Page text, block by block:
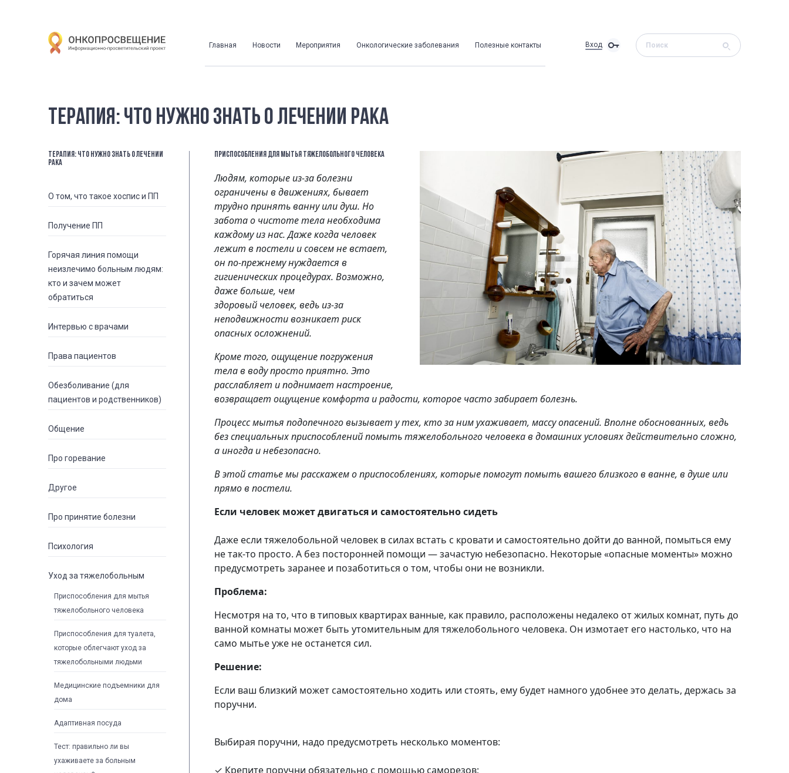
Главная Новости Мероприятия Онкологические заболевания Полезные контакты Вход
ТЕРАПИЯ: ЧТО НУЖНО ЗНАТЬ О ЛЕЧЕНИИ РАКА
ТЕРАПИЯ: ЧТО НУЖНО ЗНАТЬ О ЛЕЧЕНИИ
РАКА
О том, что такое хоспис и ПП
Получение ПП
Горячая линия помощи
неизлечимо больным людям:
кто и зачем может
обратиться
Интервью с врачами
Права пациентов
Обезболивание (для
пациентов и родственников)
Общение
Про горевание
Другое
Про принятие болезни
Психология
Уход за тяжелобольным
Приспособления для мытья
тяжелобольного человека
Приспособления для туалета,
которые облегчают уход за
тяжелобольными людьми
Медицинские подъемники для
дома
Адаптивная посуда
Тест: правильно ли вы
ухаживаете за больным
ПРИСПОСОБЛЕНИЯ ДЛЯ МЫТЬЯ ТЯЖЕЛОБОЛЬНОГО ЧЕЛОВЕКА
Людям, которые из-за болезни
ограничены в движениях, бывает
трудно принять ванну или душ. Но
забота о чистоте тела необходима
каждому из нас. Даже когда человек
лежит в постели и совсем не встает,
он по-прежнему нуждается в
гигиенических процедурах. Возможно,
даже больше, чем
здоровый человек, ведь из-за
неподвижности возникает риск
опасных осложнений.
Кроме того, ощущение погружения
тела в воду просто приятно. Это
расслабляет и поднимает настроение,
возвращает ощущение комфорта и радости, которое часто забирает болезнь.
Процесс мытья подопечного вызывает у тех, кто за ним ухаживает, массу опасений. Вполне обоснованных, ведь
без специальных приспособлений помыть тяжелобольного человека в домашних условиях действительно сложно,
а иногда и небезопасно.
В этой статье мы расскажем о приспособлениях, которые помогут помыть вашего близкого в ванне, в душе или
прямо в постели.
Если человек может двигаться и самостоятельно сидеть
Даже если тяжелобольной человек в силах встать с кровати и самостоятельно дойти до ванной, помыться ему
не так-то просто. А без посторонней помощи — зачастую небезопасно. Некоторые «опасные моменты» можно
предусмотреть заранее и позаботиться о том, чтобы они не возникли.
Проблема:
Несмотря на то, что в типовых квартирах ванные, как правило, расположены недалеко от жилых комнат, путь до
ванной комнаты может быть утомительным для тяжелобольного человека. Он измотает его настолько, что на
само мытье уже не останется сил.
Решение:
Если ваш близкий может самостоятельно ходить или стоять, ему будет намного удобнее это делать, держась за
поручни.
Выбирая поручни, надо предусмотреть несколько моментов:
✓ Крепите поручни обязательно с помощью саморезов;